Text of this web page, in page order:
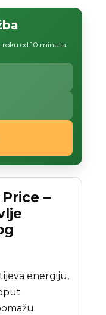
roku od 10 minuta
–
energiju,